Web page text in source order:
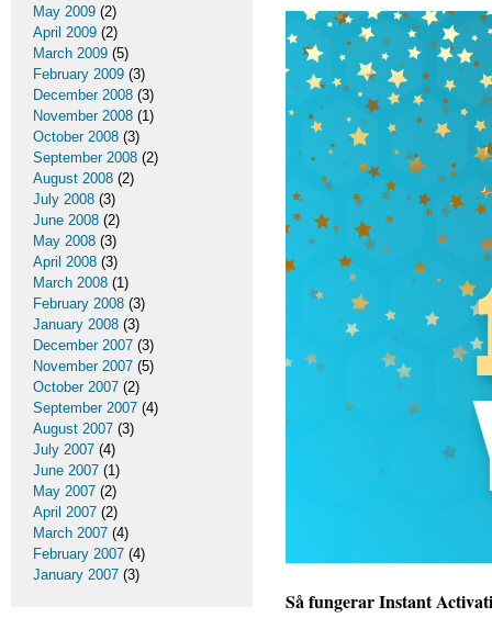
Så fungerar Instant
May 2009 (2)
April 2009 (2)
March 2009 (5)
February 2009 (3)
December 2008 (3)
November 2008 (1)
October 2008 (3)
September 2008 (2)
August 2008 (2)
July 2008 (3)
June 2008 (2)
May 2008 (3)
April 2008 (3)
March 2008 (1)
February 2008 (3)
January 2008 (3)
December 2007 (3)
November 2007 (5)
October 2007 (2)
September 2007 (4)
August 2007 (3)
July 2007 (4)
June 2007 (1)
May 2007 (2)
April 2007 (2)
March 2007 (4)
February 2007 (4)
January 2007 (3)